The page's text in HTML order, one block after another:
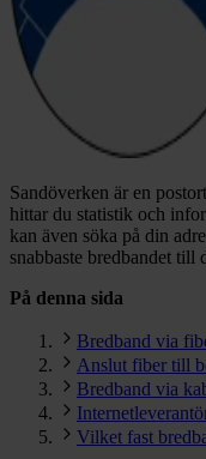
Sandöverken är en
hittar du statistik och
kan även söka på din
snabbaste bredbandet till
På denna sida
Bredband via
Anslut fiber till
Bredband via
Vilket fast